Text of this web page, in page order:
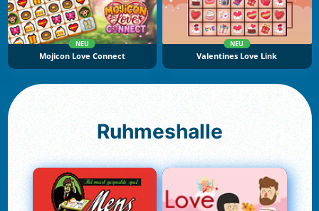
NEU
Mojicon Love Connect
NEU
Valentines Love Link
Ruhmeshalle